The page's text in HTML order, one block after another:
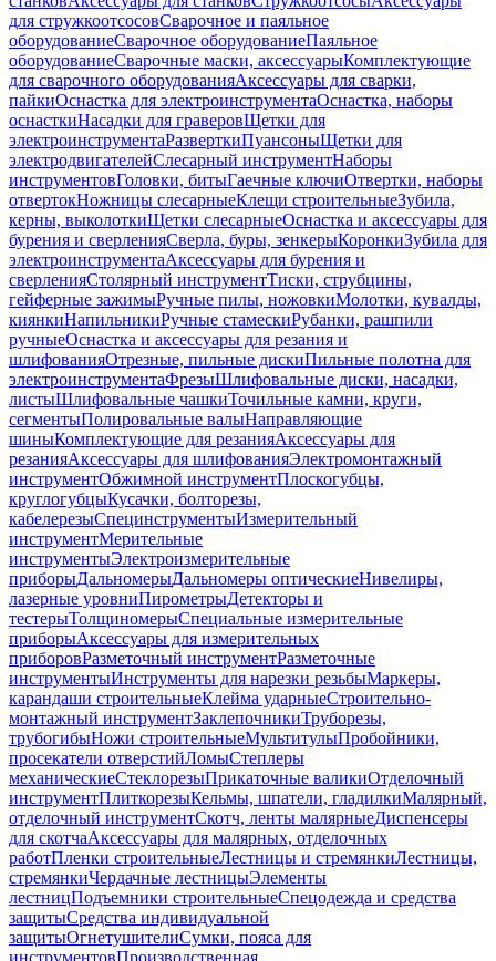
для стружкоотсосовСварочное и паяльное
оборудованиеСварочное оборудованиеПаяльное
оборудованиеСварочные маски, аксессуарыКомплектующие
для сварочного оборудованияАксессуары для сварки,
пайкиОснастка для электроинструментаОснастка, наборы
оснасткиНасадки для граверовЩетки для
электроинструментаРазверткиПуансоныЩетки для
электродвигателейСлесарный инструментНаборы
инструментовГоловки, битыГаечные ключиОтвертки, наборы
отвертокНожницы слесарныеКлещи строительныеЗубила,
керны, выколоткиЩетки слесарныеОснастка и аксессуары для
бурения и сверленияСверла, буры, зенкерыКоронкиЗубила для
электроинструментаАксессуары для бурения и
сверленияСтолярный инструментТиски, струбцины,
гейферные зажимыРучные пилы, ножовкиМолотки, кувалды,
киянкиНапильникиРучные стамескиРубанки, рашпили
ручныеОснастка и аксессуары для резания и
шлифованияОтрезные, пильные дискиПильные полотна для
электроинструментаФрезыШлифовальные диски, насадки,
листыШлифовальные чашкиТочильные камни, круги,
сегментыПолировальные валыНаправляющие
шиныКомплектующие для резанияАксессуары для
резанияАксессуары для шлифованияЭлектромонтажный
инструментОбжимной инструментПлоскогубцы,
круглогубцыКусачки, болторезы,
кабелерезыСпецинструментыИзмерительный
инструментМерительные
инструментыЭлектроизмерительные
приборыДальномерыДальномеры оптическиеНивелиры,
лазерные уровниПирометрыДетекторы и
тестерыТолщиномерыСпециальные измерительные
приборыАксессуары для измерительных
приборовРазметочный инструментРазметочные
инструментыИнструменты для нарезки резьбыМаркеры,
карандаши строительныеКлейма ударныеСтроительно-
монтажный инструментЗаклепочникиТруборезы,
трубогибыНожи строительныеМультитулыПробойники,
просекатели отверстийЛомыСтеплеры
механическиеСтеклорезыПрикаточные валикиОтделочный
инструментПлиткорезыКельмы, шпатели, гладилкиМалярный,
отделочный инструментСкотч, ленты малярныеДиспенсеры
для скотчаАксессуары для малярных, отделочных
работПленки строительныеЛестницы и стремянкиЛестницы,
стремянкиЧердачные лестницыЭлементы
лестницПодъемники строительныеСпецодежда и средства
защитыСредства индивидуальной
защитыОгнетушителиСумки, пояса для
инструментовПроизводственная